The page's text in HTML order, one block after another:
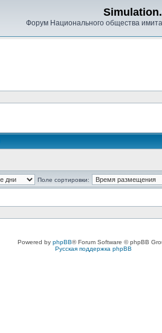
Форум Национального общества
Поле сортировки:
Powered by phpBB® Forum Software © phpBB
Русская поддержка phpBB